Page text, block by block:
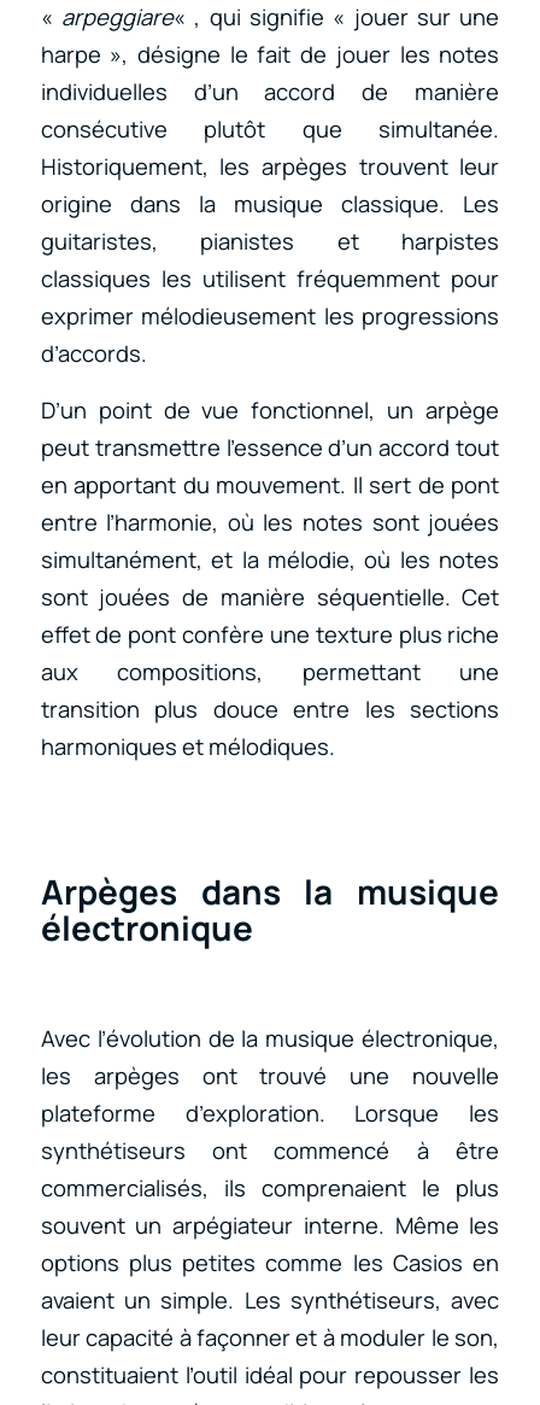
« arpeggiare« , qui signifie « jouer sur une
harpe », désigne le fait de jouer les notes
individuelles d’un accord de manière
consécutive plutôt que simultanée.
Historiquement, les arpèges trouvent leur
origine dans la musique classique. Les
guitaristes, pianistes et harpistes
classiques les utilisent fréquemment pour
exprimer mélodieusement les progressions
d’accords.
D’un point de vue fonctionnel, un arpège
peut transmettre l’essence d’un accord tout
en apportant du mouvement. Il sert de pont
entre l’harmonie, où les notes sont jouées
simultanément, et la mélodie, où les notes
sont jouées de manière séquentielle. Cet
effet de pont confère une texture plus riche
aux compositions, permettant une
transition plus douce entre les sections
harmoniques et mélodiques.
Arpèges dans la musique
électronique
Avec l’évolution de la musique électronique,
les arpèges ont trouvé une nouvelle
plateforme d’exploration. Lorsque les
synthétiseurs ont commencé à être
commercialisés, ils comprenaient le plus
souvent un arpégiateur interne. Même les
options plus petites comme les Casios en
avaient un simple. Les synthétiseurs, avec
leur capacité à façonner et à moduler le son,
constituaient l’outil idéal pour repousser les